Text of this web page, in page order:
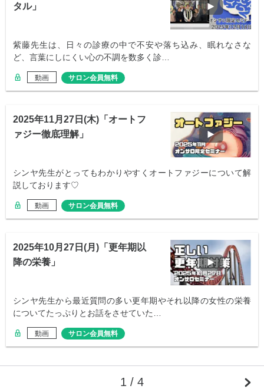
タル」
紫藤先生は、日々の診療の中で不安や落ち込み、眠れなさな
ど、言葉にしにくい心の不調を数多く診…
動画 サロン会員無料
2025年11月27日(木)「オートフ
ァジー徹底理解」
シンヤ先生がとってもわかりやすくオートファジーについて解
説しております♡
動画 サロン会員無料
2025年10月27日(月)「更年期以
降の栄養」
シンヤ先生から最近質問の多い更年期やそれ以降の女性の栄養
についてたっぷりとお話をさせていた…
動画 サロン会員無料
1 / 4